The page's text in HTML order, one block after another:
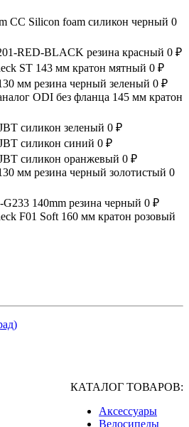
CC Silicon foam силикон черный 0
RED-BLACK резина красный 0 ₽
ST 143 мм кратон мятный 0 ₽
мм резина черный зеленый 0 ₽
ODI без фланца 145 мм кратон
силикон зеленый 0 ₽
силикон синий 0 ₽
силикон оранжевый 0 ₽
мм резина черный золотистый 0
140mm резина черный 0 ₽
F01 Soft 160 мм кратон розовый
КАТАЛОГ ТОВАРОВ:
Аксессуары
Велосипеды